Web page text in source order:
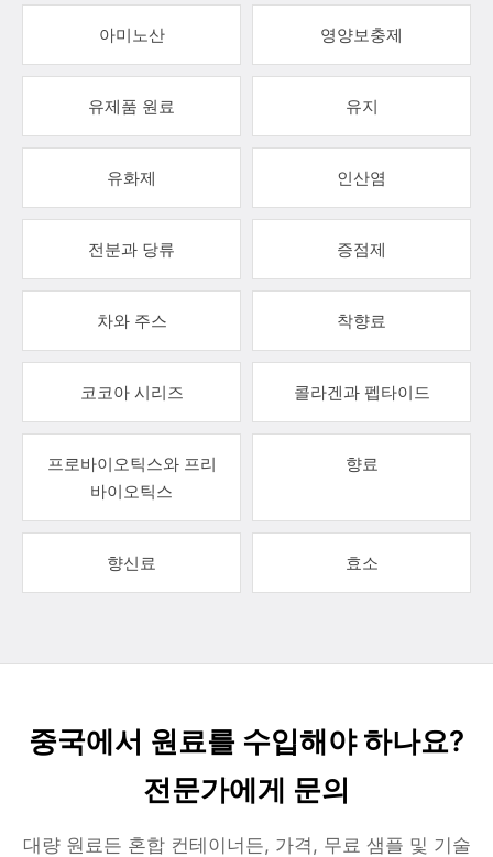
아미노산 영양보충제
유제품 원료 유지
유화제 인산염
전분과 당류 증점제
차와 주스 착향료
코코아 시리즈 콜라겐과 펩타이드
프로바이오틱스와 프리
바이오틱스
향료
향신료 효소
중국에서 원료를 수입해야 하나요?
전문가에게 문의
대량 원료든 혼합 컨테이너든, 가격, 무료 샘플 및 기술